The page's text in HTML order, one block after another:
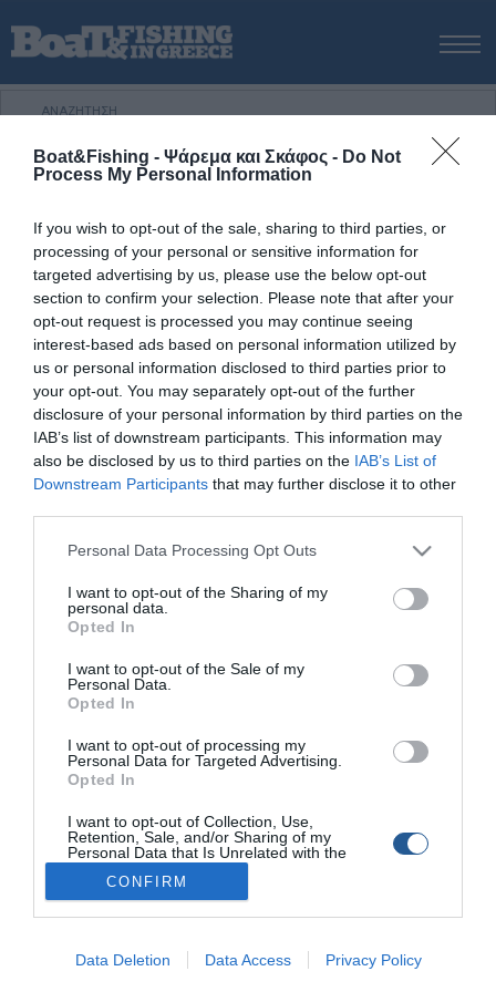
Boat&Fishing - Ψάρεμα και Σκάφος - Do Not
Process My Personal Information
If you wish to opt-out of the sale, sharing to third parties, or
processing of your personal or sensitive information for
targeted advertising by us, please use the below opt-out
section to confirm your selection. Please note that after your
opt-out request is processed you may continue seeing
interest-based ads based on personal information utilized by
us or personal information disclosed to third parties prior to
your opt-out. You may separately opt-out of the further
disclosure of your personal information by third parties on the
IAB’s list of downstream participants. This information may
also be disclosed by us to third parties on the IAB’s List of
Downstream Participants that may further disclose it to other
Personal Data Processing Opt Outs
I want to opt-out of the Sharing of my
personal data.
Opted In
I want to opt-out of the Sale of my
Personal Data.
Opted In
I want to opt-out of processing my
Personal Data for Targeted Advertising.
Opted In
I want to opt-out of Collection, Use,
Retention, Sale, and/or Sharing of my
Personal Data that Is Unrelated with the
Purposes for which it was collected.
Opted Out
CONFIRM
Data Deletion Data Access Privacy Policy
ΑΡΧΙΚΗ
ΕΚΔΟΣΕΙΣ
ΨΑΡΕΜΑ ΑΠΟ ΣΚΑΦΟΣ
ΨΑΡΟΤΟΥΦΕΚΟ
ΣΚΑΦΟΣ
VIDEO
ΕΞΟΠΛΙΣΜΟΣ
ΘΕΣΣΑΛΟΝΙΚΗ BOAT & FISHING SHOW 2025
BOAT & FISHING SHOW 2025
ΑΡΧΙΚΗ/Συγχώνευση εταιριών κατασκευής σκαφών
Συγχώνευση εταιριών κατασκευής
σκαφών
κατασκευής φουσκωτών σκαφών!
σκαφών, καθώς έχουμε λάβει πληροφορίες για την
επερχόμενη συγχώνευση δύο Ελληνικών εταιριών που
δραστηριοποιούνται στην σχεδίαση και παραγωγή σκαφών
RIB. Η ελληνική βιοτεχνία σκαφών αναψυχής συνεχίζει να
βιώνει υψηλή ζήτηση, αποτελώντας αναμφισβήτητο σημάδι
επιτυχίας, απαραίτητη προϋπόθεση για την ανάπτυξη νέων
μοντέλων και συνεργασιών. Έτσι, σε λίγο διάστημα, θα σας […]